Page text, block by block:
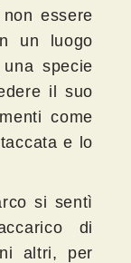
essere
un luogo
specie
il suo
come
e lo
si sentì
di
altri, per